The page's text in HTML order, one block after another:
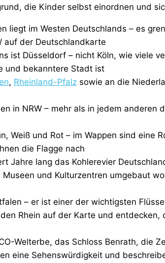
die Kinder selbst einordnen und
liegt im Westen Deutschlands – es
auf der Deutschlandkarte
ist Düsseldorf – nicht Köln, wie viele
und bekanntere Stadt ist
, Rheinland-Pfalzsowie an die
in NRW – mehr als in jedem
Weiß und Rot – im Wappen sind eine
die Flagge nach
Jahre lang das Kohlerevier
und Kulturzentren umgebaut
– er ist einer der wichtigsten
Rhein auf der Karte und
Welterbe, das Schloss Benrath, die
eine Sehenswürdigkeit und